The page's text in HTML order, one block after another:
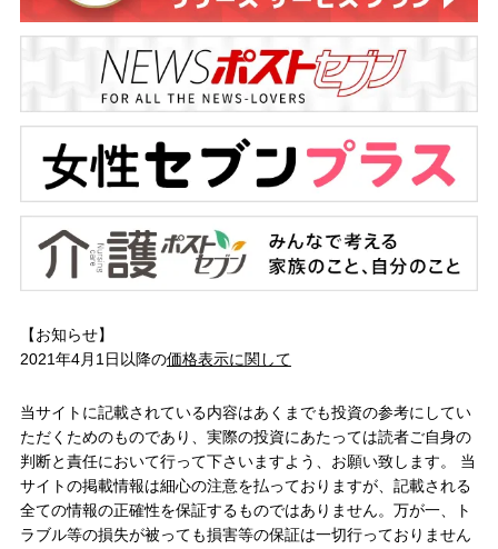
【お知らせ】
2021年4月1日以降の価格表示に関して
当サイトに記載されている内容はあくまでも投資の参考にしてい
ただくためのものであり、実際の投資にあたっては読者ご自身の
判断と責任において行って下さいますよう、お願い致します。 当
サイトの掲載情報は細心の注意を払っておりますが、記載される
全ての情報の正確性を保証するものではありません。万が一、ト
ラブル等の損失が被っても損害等の保証は一切行っておりません